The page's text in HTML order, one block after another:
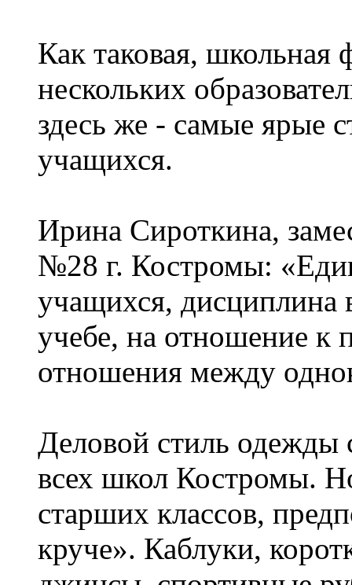
Как таковая, школьная
нескольких
здесь же - самые ярые
учащихся.
Ирина Сироткина,
№28 г. Костромы:
учащихся, дисциплина
учебе, на отношение к
отношения между
Деловой стиль одежды
всех школ Костромы.
старших классов,
круче». Каблуки,